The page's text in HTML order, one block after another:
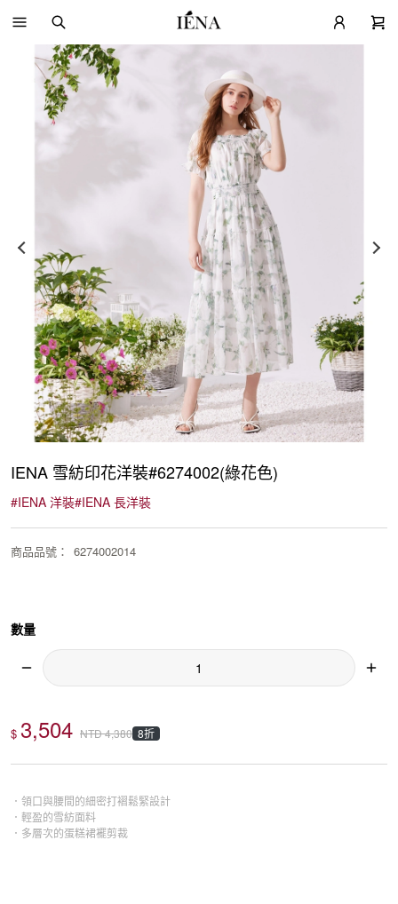
IENA 雪紡印花洋裝#6274002(綠花色)
#IENA 洋裝#IENA 長洋裝
商品品號 ： 6274002014
數量
$ 3,504 NTD4,380 8折
．領口與腰間的細密打褶鬆緊設計
．輕盈的雪紡面料
．多層次的蛋糕裙襬剪裁